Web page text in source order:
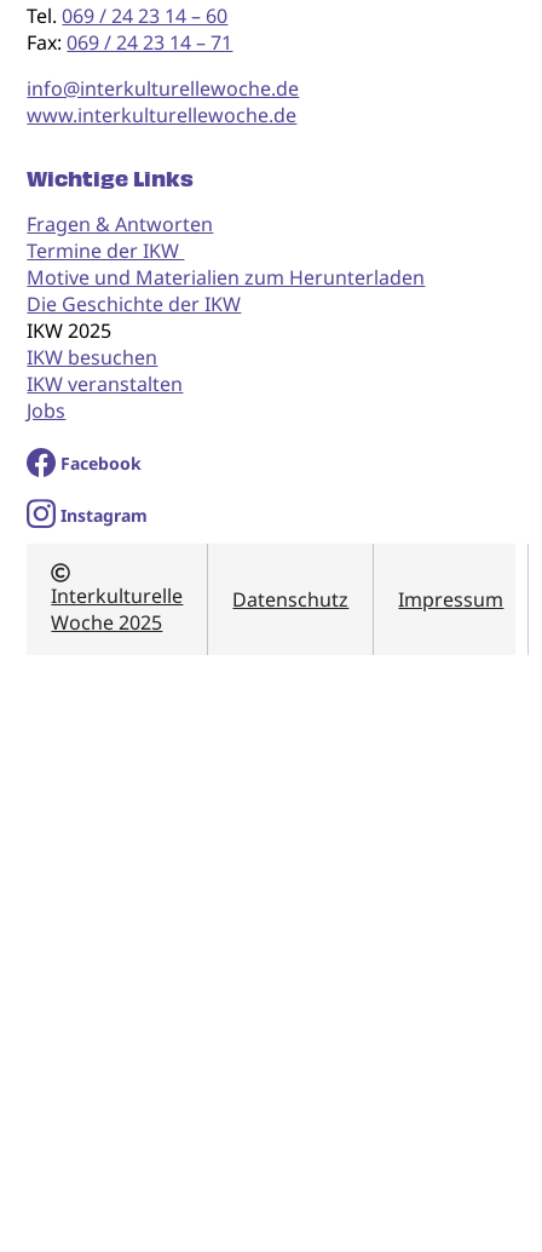
Tel.069 / 24 23 14 – 60
Fax:069 / 24 23 14 – 71
info@interkulturellewoche.de
www.interkulturellewoche.de
Wichtige Links
Fragen & Antworten
Termine der IKW
Motive und Materialien zum Herunterladen
Die Geschichte der IKW
IKW 2025
IKW besuchen
IKW veranstalten
Jobs
Facebook
Instagram
Interkulturelle
Woche 2025
Datenschutz Impressum